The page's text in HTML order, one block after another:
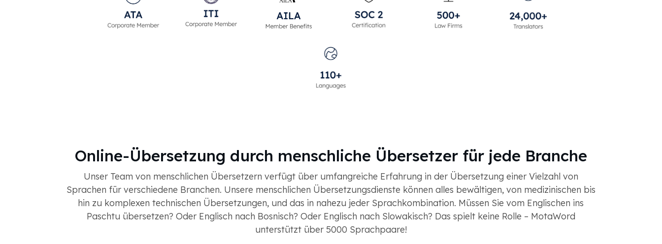
Online-Übersetzung durch menschliche Übersetzer für jede Branche
Unser Team von menschlichen Übersetzern verfügt über umfangreiche Erfahrung in der Übersetzung einer Vielzahl von
Sprachen für verschiedene Branchen. Unsere menschlichen Übersetzungsdienste können alles bewältigen, von medizinischen bis
hin zu komplexen technischen Übersetzungen, und das in nahezu jeder Sprachkombination. Müssen Sie vom Englischen ins
Paschtu übersetzen? Oder Englisch nach Bosnisch? Oder Englisch nach Slowakisch? Das spielt keine Rolle – MotaWord
unterstützt über 5000 Sprachpaare!